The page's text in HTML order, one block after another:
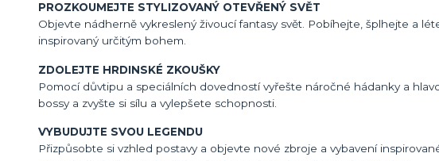
PROZKOUMEJTE STYLIZOVANÝ OTEVŘENÝ SVĚT
Objevte nádherně vykreslený živoucí fantasy svět. Pobíhejte, šplhejte a
inspirovaný určitým bohem.
ZDOLEJTE HRDINSKÉ ZKOUŠKY
Pomocí důvtipu a speciálních dovedností vyřešte náročné hádanky a
bossy a zvyšte si sílu a vylepšete schopnosti.
VYBUDUJTE SVOU LEGENDU
Přizpůsobte si vzhled postavy a objevte nové zbroje a vybavení